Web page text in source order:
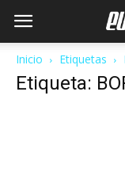
Inicio Etiquetas
Etiqueta: